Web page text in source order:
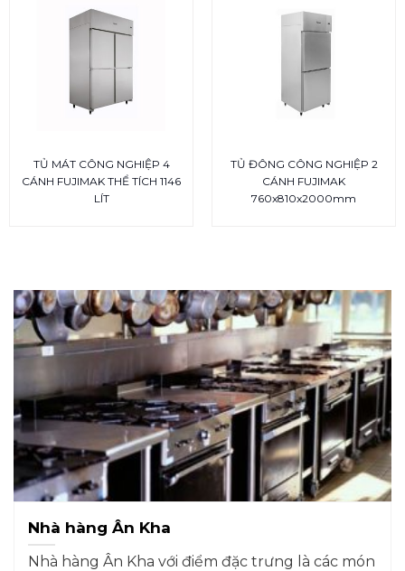
TỦ MÁT CÔNG NGHIỆP 4
CÁNH FUJIMAK THỂ TÍCH 1146
LÍT
TỦ ĐÔNG CÔNG NGHIỆP 2
CÁNH FUJIMAK
760x810x2000mm
Nhà hàng Ân Kha
Nhà hàng Ân Kha với điểm đặc trưng là các món